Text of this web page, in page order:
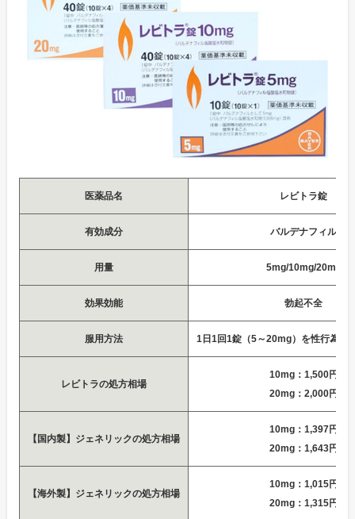
医薬品名 レビトラ錠
有効成分 バルデナフィル
用量 5mg/10mg/20mg
効果効能 勃起不全
服用方法 1日1回1錠（5～20mg）を性行為の
レビトラの処方相場
10mg：1,500円
20mg：2,000円
【国内製】ジェネリックの処方相場
10mg：1,397円
20mg：1,643円
【海外製】ジェネリックの処方相場
10mg：1,015円
20mg：1,315円